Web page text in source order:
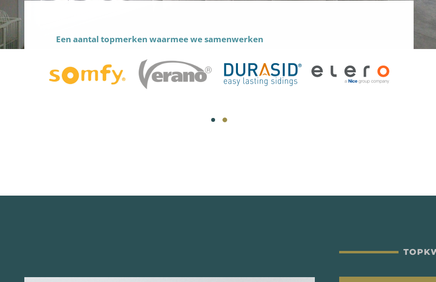
Een aantal topmerken waarmee we samenwerken